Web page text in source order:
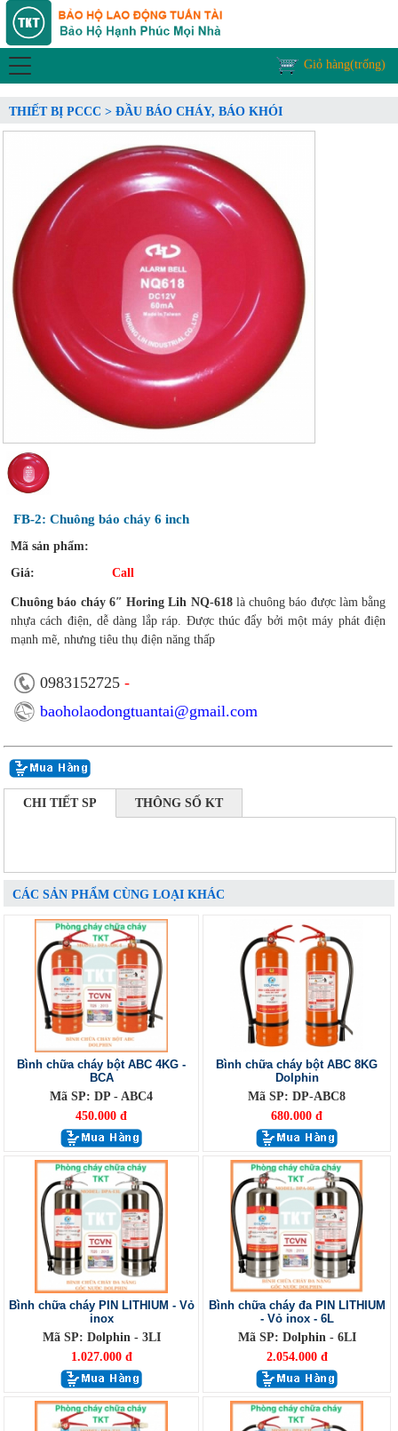
Giỏ hàng(trống)
THIẾT BỊ PCCC > ĐẦU BÁO CHÁY, BÁO KHÓI
FB-2: Chuông báo cháy 6 inch
Mã sản phẩm:
Giá:
Call
Chuông báo cháy 6″ Horing Lih NQ-618là chuông báo được làm bằng
nhựa cách điện, dễ dàng lắp ráp. Được thúc đẩy bởi một máy phát điện
mạnh mẽ, nhưng tiêu thụ điện năng thấp
0983152725 -
baoholaodongtuantai@gmail.com
CHI TIẾT SP THÔNG SỐ KT
CÁC SẢN PHẨM CÙNG LOẠI KHÁC
Bình chữa cháy bột ABC 4KG -
BCA
Mã SP: DP - ABC4
450.000 đ
Bình chữa cháy bột ABC 8KG
Dolphin
Mã SP: DP-ABC8
680.000 đ
Bình chữa cháy PIN LITHIUM - Vỏ
inox
Mã SP: Dolphin - 3LI
1.027.000 đ
Bình chữa cháy đa PIN LITHIUM
- Vỏ inox - 6L
Mã SP: Dolphin - 6LI
2.054.000 đ